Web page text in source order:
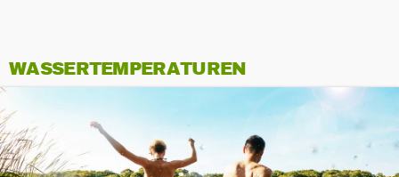
WASSERTEMPERATUREN